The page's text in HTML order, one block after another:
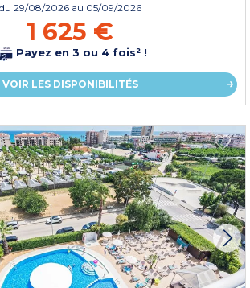
du 29/08/2026 au 05/09/2026
1 625 €
Payez en 3 ou 4 fois² !
VOIR LES DISPONIBILITÉS